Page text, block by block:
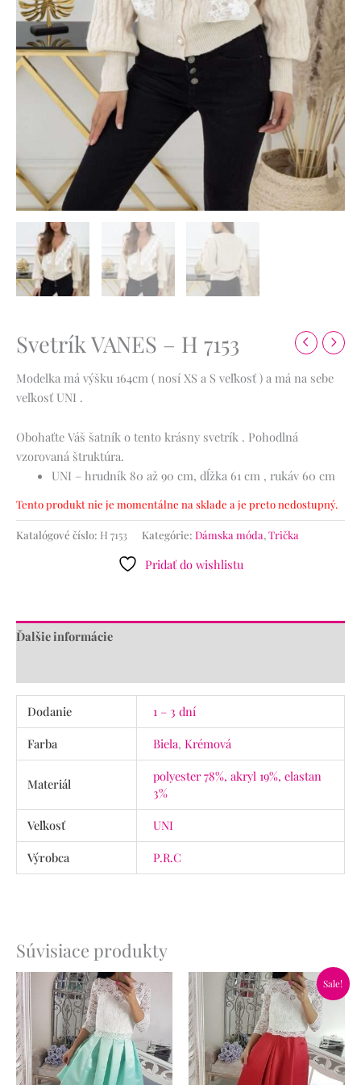
Svetrík VANES – H 7153
Modelka má výšku 164cm ( nosí XS a S veľkosť ) a má na sebe
veľkosť UNI .
Obohaťte Váš šatník o tento krásny svetrík . Pohodlná
vzorovaná štruktúra.
UNI – hrudník 80 až 90 cm, dĺžka 61 cm , rukáv 60 cm
Tento produkt nie je momentálne na sklade a je preto nedostupný.
Katalógové číslo: H 7153 Kategórie: Dámska móda,Trička
Pridať do wishlistu
Ďalšie informácie
Dodanie
1 – 3 dní
Farba
Biela, Krémová
Materiál
polyester 78%, akryl 19%, elastan
3%
Veľkosť
UNI
Výrobca
P.R.C
Súvisiace produkty
Sale!
Pôvodná
cena
bola:
65.90€.
Aktuálna
cena
je:
46.90€.